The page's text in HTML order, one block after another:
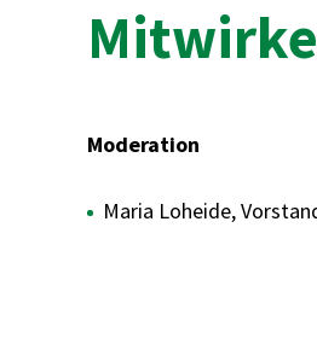
Moderation
Maria Loheide,